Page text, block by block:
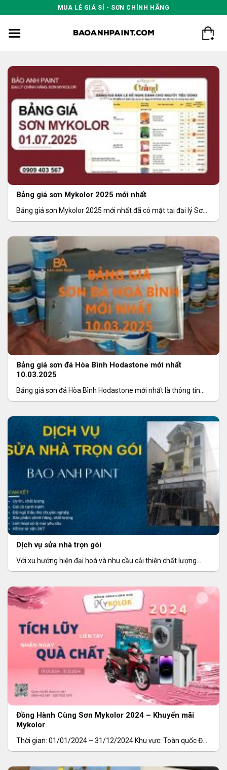
to
content
MUA LẺ GIÁ SỈ - SƠN CHÍNH HÃNG
Bảng giá sơn Mykolor 2025 mới nhất
Bảng giá sơn Mykolor 2025 mới nhất đã có mặt tại đại lý Sơn
Bảo
Bảng giá sơn đá Hòa Bình Hodastone mới nhất
10.03.2025
Bảng giá sơn đá Hòa Bình Hodastone mới nhất là thông tin
được nhiều khách
Dịch vụ sửa nhà trọn gói
Với xu hướng hiện đại hoá và nhu cầu cải thiện chất lượng
không gian
Đồng Hành Cùng Sơn Mykolor 2024 – Khuyến mãi
Mykolor
Thời gian: 01/01/2024 – 31/12/2024 Khu vực: Toàn quốc Đối
tượng: Tất cả khách hàng Sản phẩm áp